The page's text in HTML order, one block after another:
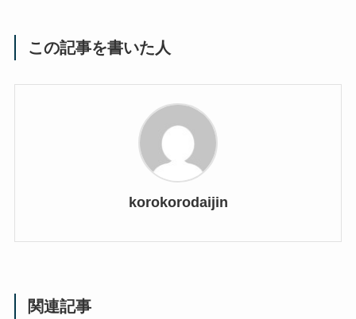
この記事を書いた人
korokorodaijin
関連記事